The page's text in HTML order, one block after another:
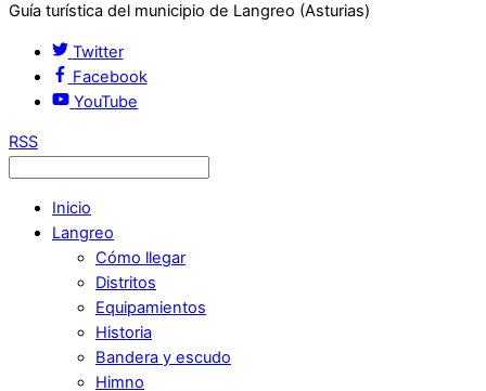
Guía turística del municipio de Langreo (Asturias)
Twitter
Facebook
YouTube
RSS
Inicio
Langreo
Cómo llegar
Distritos
Equipamientos
Historia
Bandera y escudo
Himno